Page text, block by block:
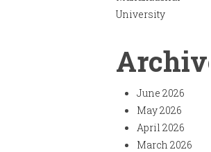
University
June 2026
May 2026
April 2026
March 2026